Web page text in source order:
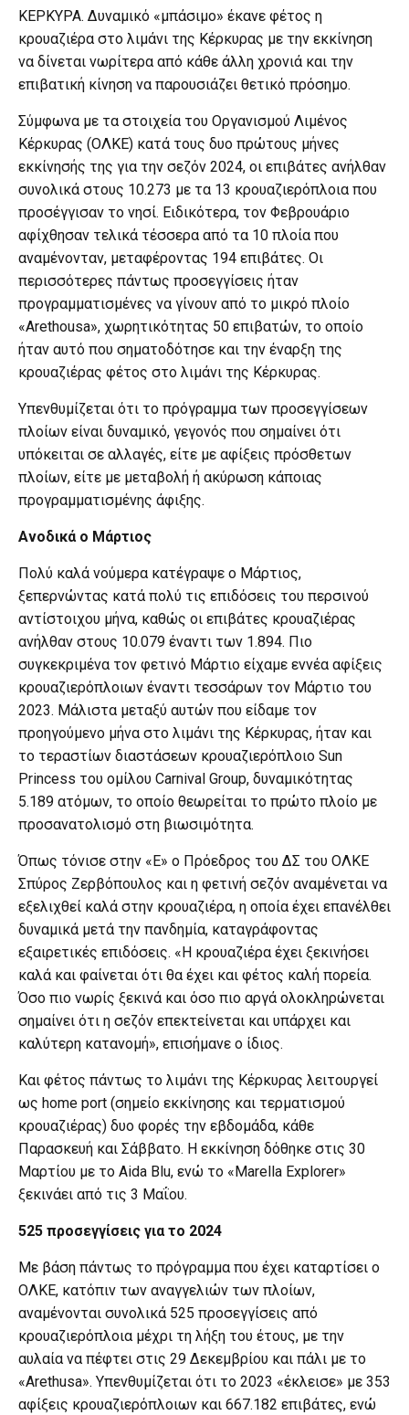
ΚΕΡΚΥΡΑ. Δυναμικό «μπάσιμο» έκανε φέτος η
κρουαζιέρα στο λιμάνι της Κέρκυρας με την εκκίνηση
να δίνεται νωρίτερα από κάθε άλλη χρονιά και την
επιβατική κίνηση να παρουσιάζει θετικό πρόσημο.
Σύμφωνα με τα στοιχεία του Οργανισμού Λιμένος
Κέρκυρας (ΟΛΚΕ) κατά τους δυο πρώτους μήνες
εκκίνησής της για την σεζόν 2024, οι επιβάτες ανήλθαν
συνολικά στους 10.273 με τα 13 κρουαζιερόπλοια που
προσέγγισαν το νησί. Ειδικότερα, τον Φεβρουάριο
αφίχθησαν τελικά τέσσερα από τα 10 πλοία που
αναμένονταν, μεταφέροντας 194 επιβάτες. Οι
περισσότερες πάντως προσεγγίσεις ήταν
προγραμματισμένες να γίνουν από το μικρό πλοίο
«Arethousa», χωρητικότητας 50 επιβατών, το οποίο
ήταν αυτό που σηματοδότησε και την έναρξη της
κρουαζιέρας φέτος στο λιμάνι της Κέρκυρας.
Υπενθυμίζεται ότι το πρόγραμμα των προσεγγίσεων
πλοίων είναι δυναμικό, γεγονός που σημαίνει ότι
υπόκειται σε αλλαγές, είτε με αφίξεις πρόσθετων
πλοίων, είτε με μεταβολή ή ακύρωση κάποιας
προγραμματισμένης άφιξης.
Ανοδικά ο Μάρτιος
Πολύ καλά νούμερα κατέγραψε ο Μάρτιος,
ξεπερνώντας κατά πολύ τις επιδόσεις του περσινού
αντίστοιχου μήνα, καθώς οι επιβάτες κρουαζιέρας
ανήλθαν στους 10.079 έναντι των 1.894. Πιο
συγκεκριμένα τον φετινό Μάρτιο είχαμε εννέα αφίξεις
κρουαζιερόπλοιων έναντι τεσσάρων τον Μάρτιο του
2023. Μάλιστα μεταξύ αυτών που είδαμε τον
προηγούμενο μήνα στο λιμάνι της Κέρκυρας, ήταν και
το τεραστίων διαστάσεων κρουαζιερόπλοιο Sun
Princess του ομίλου Carnival Group, δυναμικότητας
5.189 ατόμων, το οποίο θεωρείται το πρώτο πλοίο με
προσανατολισμό στη βιωσιμότητα.
Όπως τόνισε στην «Ε» ο Πρόεδρος του ΔΣ του ΟΛΚΕ
Σπύρος Ζερβόπουλος και η φετινή σεζόν αναμένεται να
εξελιχθεί καλά στην κρουαζιέρα, η οποία έχει επανέλθει
δυναμικά μετά την πανδημία, καταγράφοντας
εξαιρετικές επιδόσεις. «Η κρουαζιέρα έχει ξεκινήσει
καλά και φαίνεται ότι θα έχει και φέτος καλή πορεία.
Όσο πιο νωρίς ξεκινά και όσο πιο αργά ολοκληρώνεται
σημαίνει ότι η σεζόν επεκτείνεται και υπάρχει και
καλύτερη κατανομή», επισήμανε ο ίδιος.
Και φέτος πάντως το λιμάνι της Κέρκυρας λειτουργεί
ως home port (σημείο εκκίνησης και τερματισμού
κρουαζιέρας) δυο φορές την εβδομάδα, κάθε
Παρασκευή και Σάββατο. H εκκίνηση δόθηκε στις 30
Μαρτίου με το Aida Blu, ενώ το «Marella Explorer»
ξεκινάει από τις 3 Μαΐου.
525 προσεγγίσεις για το 2024
Με βάση πάντως το πρόγραμμα που έχει καταρτίσει ο
ΟΛΚΕ, κατόπιν των αναγγελιών των πλοίων,
αναμένονται συνολικά 525 προσεγγίσεις από
κρουαζιερόπλοια μέχρι τη λήξη του έτους, με την
αυλαία να πέφτει στις 29 Δεκεμβρίου και πάλι με το
«Arethusa». Υπενθυμίζεται ότι το 2023 «έκλεισε» με 353
αφίξεις κρουαζιερόπλοιων και 667.182 επιβάτες, ενώ